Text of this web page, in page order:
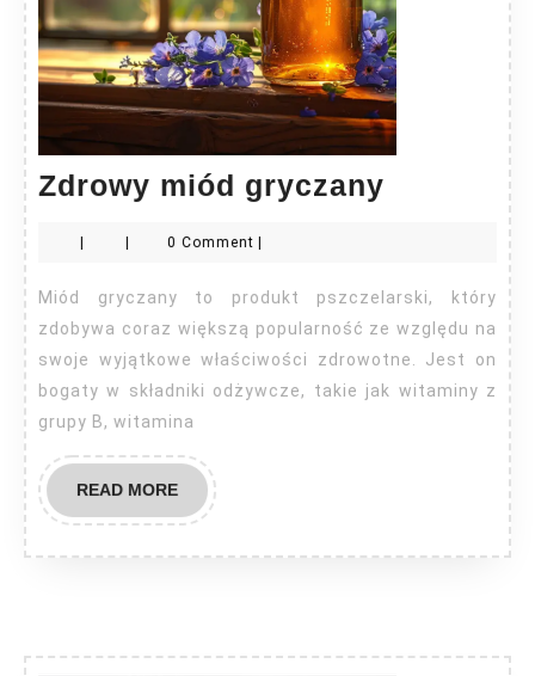
Zdrowy miód gryczany
gryczany
0 Comment
Miód gryczany to produkt pszczelarski, który
zdobywa coraz większą popularność ze względu na
swoje wyjątkowe właściwości zdrowotne. Jest on
bogaty w składniki odżywcze, takie jak witaminy z
grupy B, witamina
READ MOREREAD
MORE